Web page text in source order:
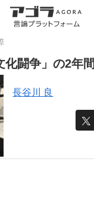
化闘争」の2年間
長谷川 良